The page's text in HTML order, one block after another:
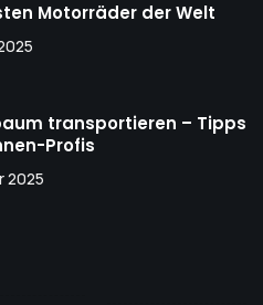
Motorräder der Welt
transportieren – Tipps
Profis
2025